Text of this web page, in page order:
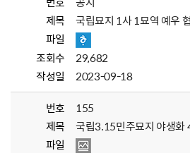
제목
국립묘지 1사 1묘역 예우
파일
조회수
29,682
작성일
2023-09-18
번호
155
제목
국립3.15민주묘지 야생화
파일